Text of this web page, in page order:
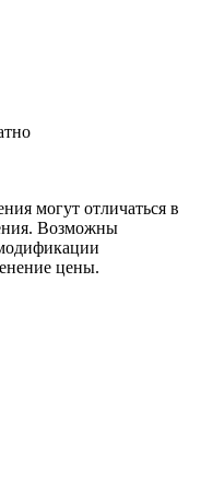
могут отличаться в
Возможны
цены.